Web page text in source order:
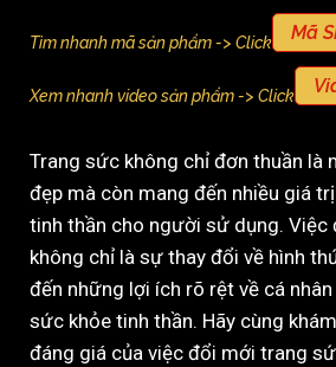
Tìm nhanh mã sản phẩm -> Click Mã
Xem nhanh video sản phẩm -> Click
Trang sức không chỉ đơn thuần là
đẹp mà còn mang đến nhiều giá
tinh thần cho người sử dụng.
không chỉ là sự thay đổi về hình
đến những lợi ích rõ rệt về cá
sức khỏe tinh thần. Hãy cùng
đáng giá của việc đổi mới trang